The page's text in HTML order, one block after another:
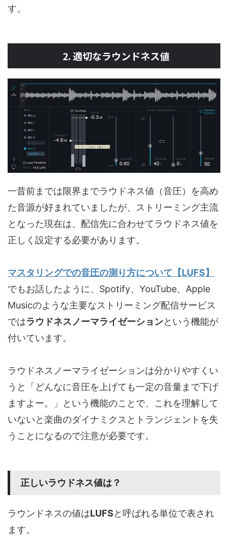
す。
2. 適切なラウンドネス値
一昔前までは限界までラウドネス値（音圧）を高め
た音源が好まれていましたが、ストリーミング主流
となった現在は、配信先に合わせてラウドネス値を
正しく設定する必要があります。
マスタリングでの音圧の測り方について【LUFS】
でもお話したように、Spotify、YouTube、Apple
Musicのような主要なストリーミング配信サービス
ではラウドネスノーマライゼーションという機能が
付いています。
ラウドネスノーマライゼーションは分かりやすくい
うと「どんなに音圧を上げても一定の音量まで下げ
ますよー。」という機能のことで、これを理解して
いないと楽曲のダイナミクスとトランジェントを失
うことになるので注意が必要です。
正しいラウドネス値は？
ラウンドネスの値はLUFSと呼ばれる単位で表され
ます。